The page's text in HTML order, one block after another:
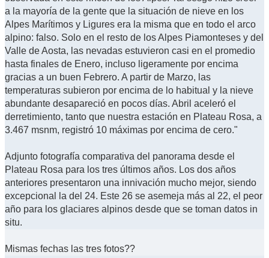
a la mayoría de la gente que la situación de nieve en los
Alpes Marítimos y Ligures era la misma que en todo el arco
alpino: falso. Solo en el resto de los Alpes Piamonteses y del
Valle de Aosta, las nevadas estuvieron casi en el promedio
hasta finales de Enero, incluso ligeramente por encima
gracias a un buen Febrero. A partir de Marzo, las
temperaturas subieron por encima de lo habitual y la nieve
abundante desapareció en pocos días. Abril aceleró el
derretimiento, tanto que nuestra estación en Plateau Rosa, a
3.467 msnm, registró 10 máximas por encima de cero."
Adjunto fotografía comparativa del panorama desde el
Plateau Rosa para los tres últimos años. Los dos años
anteriores presentaron una innivación mucho mejor, siendo
excepcional la del 24. Este 26 se asemeja más al 22, el peor
año para los glaciares alpinos desde que se toman datos in
situ.
Mismas fechas las tres fotos??